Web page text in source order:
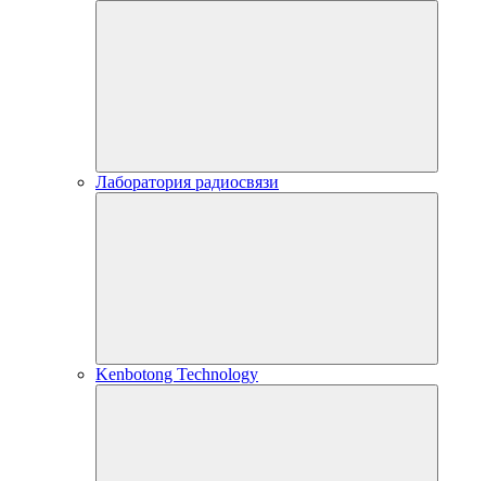
Лаборатория радиосвязи
Kenbotong Technology